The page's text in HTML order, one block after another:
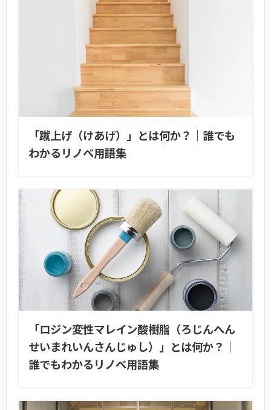
「蹴上げ（けあげ）」とは何か？｜誰でも
わかるリノベ用語集
「ロジン変性マレイン酸樹脂（ろじんへん
せいまれいんさんじゅし）」とは何か？｜
誰でもわかるリノベ用語集